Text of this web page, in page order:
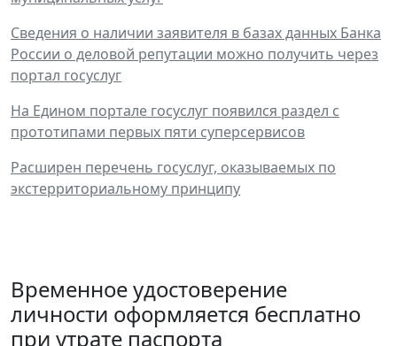
Сведения о наличии заявителя в базах данных Банка
России о деловой репутации можно получить через
портал госуслуг
На Едином портале госуслуг появился раздел с
прототипами первых пяти суперсервисов
Расширен перечень госуслуг, оказываемых по
экстерриториальному принципу
Временное удостоверение
личности оформляется бесплатно
при утрате паспорта